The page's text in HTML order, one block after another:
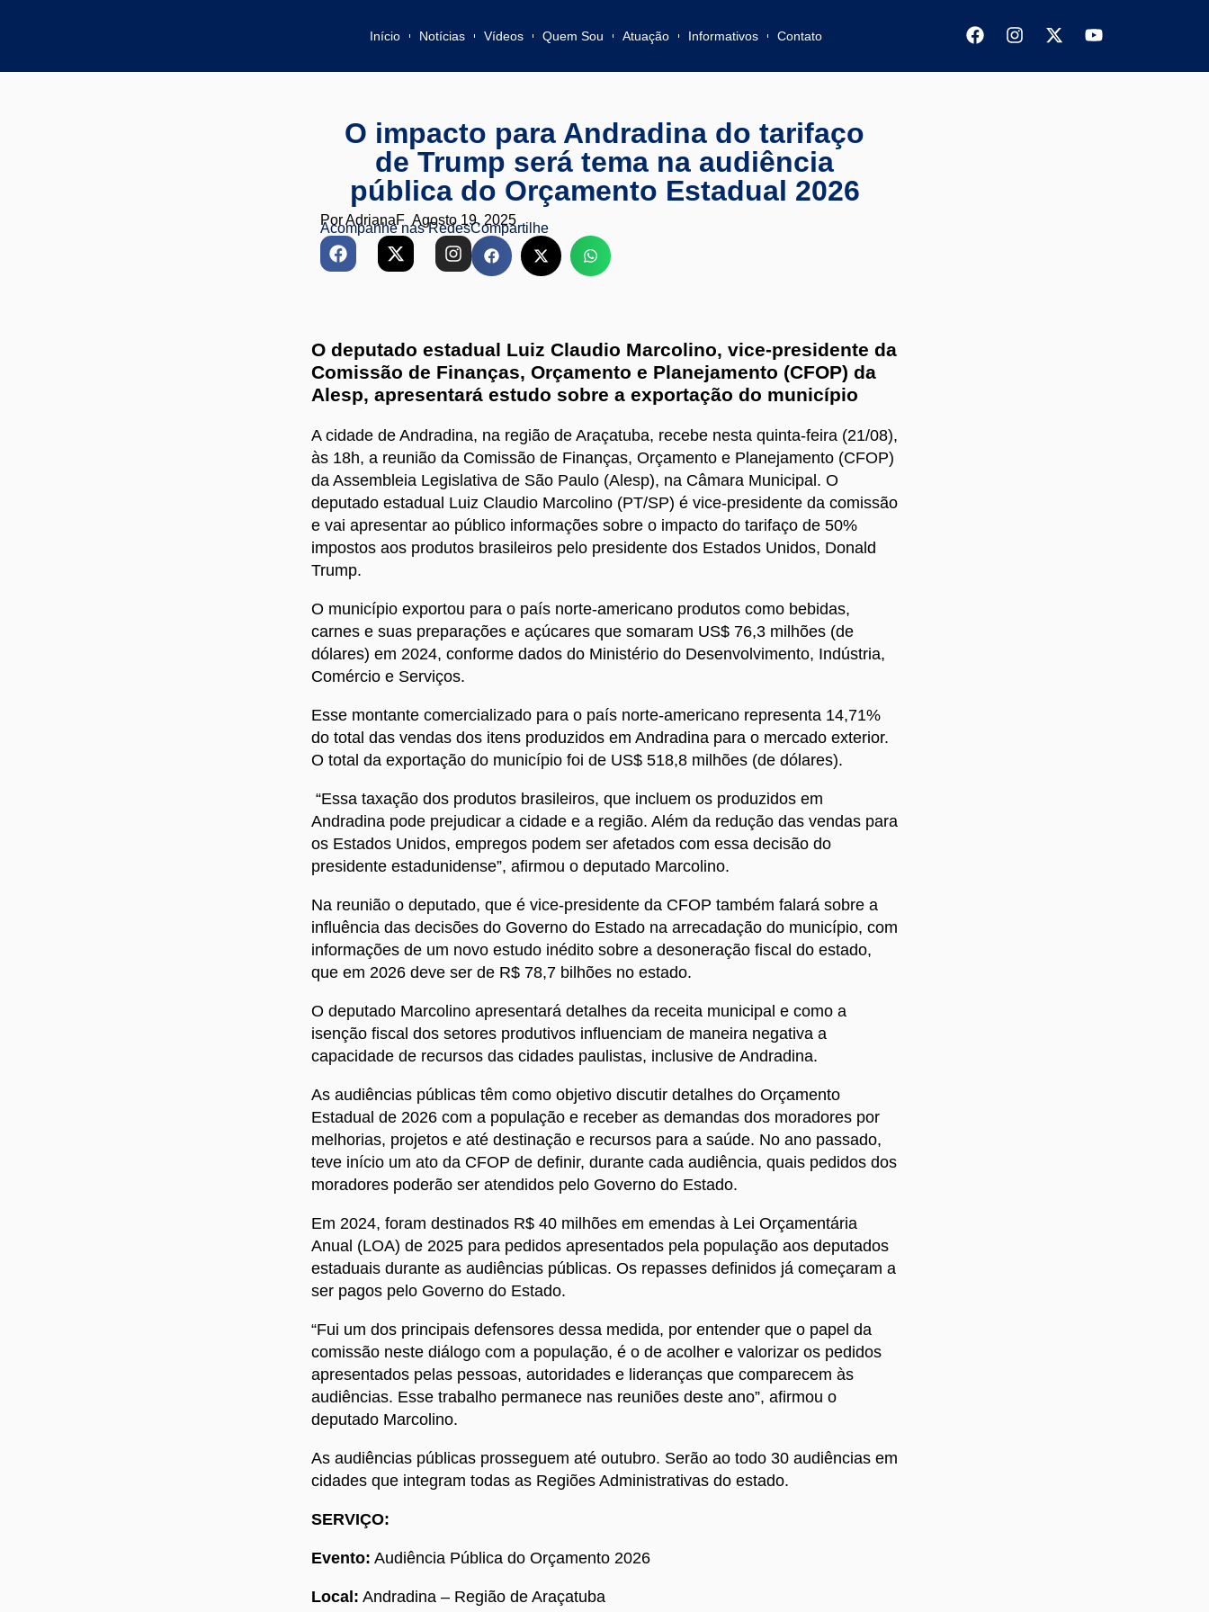
Início Notícias Vídeos Quem Sou Atuação Informativos Contato
O impacto para Andradina do tarifaço
de Trump será tema na audiência
pública do Orçamento Estadual 2026
PorAdrianaF Agosto 19, 2025
Acompanhe nas RedesCompartilhe
O deputado estadual Luiz Claudio Marcolino, vice-presidente da
Comissão de Finanças, Orçamento e Planejamento (CFOP) da
Alesp, apresentará estudo sobre a exportação do município
A cidade de Andradina, na região de Araçatuba, recebe nesta quinta-feira (21/08),
às 18h, a reunião da Comissão de Finanças, Orçamento e Planejamento (CFOP)
da Assembleia Legislativa de São Paulo (Alesp), na Câmara Municipal. O
deputado estadual Luiz Claudio Marcolino (PT/SP) é vice-presidente da comissão
e vai apresentar ao público informações sobre o impacto do tarifaço de 50%
impostos aos produtos brasileiros pelo presidente dos Estados Unidos, Donald
Trump.
O município exportou para o país norte-americano produtos como bebidas,
carnes e suas preparações e açúcares que somaram US$ 76,3 milhões (de
dólares) em 2024, conforme dados do Ministério do Desenvolvimento, Indústria,
Comércio e Serviços.
Esse montante comercializado para o país norte-americano representa 14,71%
do total das vendas dos itens produzidos em Andradina para o mercado exterior.
O total da exportação do município foi de US$ 518,8 milhões (de dólares).
“Essa taxação dos produtos brasileiros, que incluem os produzidos em
Andradina pode prejudicar a cidade e a região. Além da redução das vendas para
os Estados Unidos, empregos podem ser afetados com essa decisão do
presidente estadunidense”, afirmou o deputado Marcolino.
Na reunião o deputado, que é vice-presidente da CFOP também falará sobre a
influência das decisões do Governo do Estado na arrecadação do município, com
informações de um novo estudo inédito sobre a desoneração fiscal do estado,
que em 2026 deve ser de R$ 78,7 bilhões no estado.
O deputado Marcolino apresentará detalhes da receita municipal e como a
isenção fiscal dos setores produtivos influenciam de maneira negativa a
capacidade de recursos das cidades paulistas, inclusive de Andradina.
As audiências públicas têm como objetivo discutir detalhes do Orçamento
Estadual de 2026 com a população e receber as demandas dos moradores por
melhorias, projetos e até destinação e recursos para a saúde. No ano passado,
teve início um ato da CFOP de definir, durante cada audiência, quais pedidos dos
moradores poderão ser atendidos pelo Governo do Estado.
Em 2024, foram destinados R$ 40 milhões em emendas à Lei Orçamentária
Anual (LOA) de 2025 para pedidos apresentados pela população aos deputados
estaduais durante as audiências públicas. Os repasses definidos já começaram a
ser pagos pelo Governo do Estado.
“Fui um dos principais defensores dessa medida, por entender que o papel da
comissão neste diálogo com a população, é o de acolher e valorizar os pedidos
apresentados pelas pessoas, autoridades e lideranças que comparecem às
audiências. Esse trabalho permanece nas reuniões deste ano”, afirmou o
deputado Marcolino.
As audiências públicas prosseguem até outubro. Serão ao todo 30 audiências em
cidades que integram todas as Regiões Administrativas do estado.
SERVIÇO:
Evento: Audiência Pública do Orçamento 2026
Local: Andradina – Região de Araçatuba